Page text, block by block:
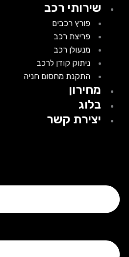
שירותי רכב
פורץ רכבים
פריצת רכב
מנעולן רכב
ניתוק קודן לרכב
התקנת מחסום חניה
מחירון
בלוג
יצירת קשר